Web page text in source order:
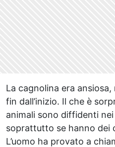
La cagnolina era ansiosa,
fin dall’inizio. Il che è
animali sono diffidenti
soprattutto se hanno dei
L’uomo ha provato a